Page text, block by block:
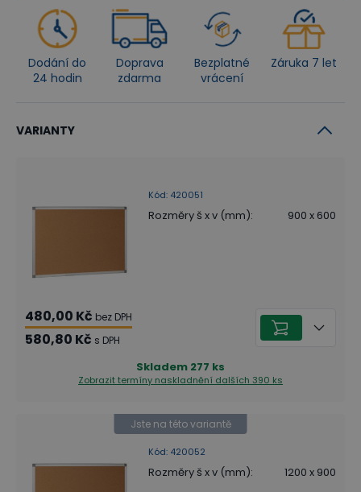
Dodání do
24 hodin
Doprava
zdarma
Bezplatné
vrácení
Záruka 7 let
VARIANTY
Kód: 420051
Rozměry š x v (mm): 900 x 600
480,00 Kč bez DPH
580,80 Kč s DPH
Skladem 277 ks
Zobrazit termíny naskladnění dalších 390 ks
Kód: 420052
Jste na této variantě
Rozměry š x v (mm): 1200 x 900